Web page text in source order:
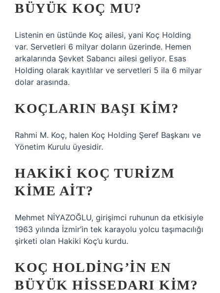
BÜYÜK KOÇ MU?
Listenin en üstünde Koç ailesi, yani Koç Holding
var. Servetleri 6 milyar doların üzerinde. Hemen
arkalarında Şevket Sabancı ailesi geliyor. Esas
Holding olarak kayıtlılar ve servetleri 5 ila 6 milyar
dolar arasında.
KOÇLARIN BAŞI KIM?
Rahmi M. Koç, halen Koç Holding Şeref Başkanı ve
Yönetim Kurulu üyesidir.
HAKIKI KOÇ TURIZM
KIME AIT?
Mehmet NİYAZOĞLU, girişimci ruhunun da etkisiyle
1963 yılında İzmir’in tek karayolu yolcu taşımacılığı
şirketi olan Hakiki Koç’u kurdu.
KOÇ HOLDING’IN EN
BÜYÜK HISSEDARI KIM?